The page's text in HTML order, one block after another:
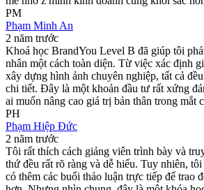
PM
Phạm Minh An
2 năm trước
Khoá học BrandYou Level B đã giúp tôi
nhân một cách toàn diện. Từ việc xác định
xây dựng hình ảnh chuyên nghiệp, tất cả
chi tiết. Đây là một khoản đầu tư rất xứng
ai muốn nâng cao giá trị bản thân trong mắt
PH
Phạm Hiệp Đức
2 năm trước
Tôi rất thích cách giảng viên trình bày và
thứ đều rất rõ ràng và dễ hiểu. Tuy nhiên,
có thêm các buổi thảo luận trực tiếp để trao